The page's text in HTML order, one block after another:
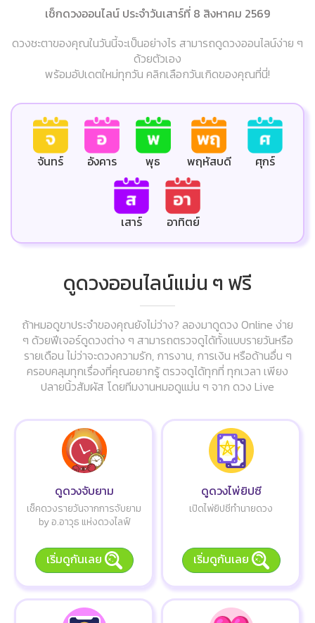
เช็กดวงออนไลน์ ประจำวันเสาร์ที่ 8 สิงหาคม 2569
ดวงชะตาของคุณในวันนี้จะเป็นอย่างไร สามารถดูดวงออนไลน์ง่าย ๆ
ด้วยตัวเอง
พร้อมอัปเดตใหม่ทุกวัน คลิกเลือกวันเกิดของคุณที่นี่!
จันทร์ อังคาร พุธ พฤหัสบดี ศุกร์
เสาร์ อาทิตย์
ดูดวงออนไลน์แม่น ๆ ฟรี
ถ้าหมอดูขาประจำของคุณยังไม่ว่าง? ลองมาดูดวง Online ง่าย
ๆ ด้วยฟีเจอร์ดูดวงต่าง ๆ สามารถตรวจดูได้ทั้งแบบรายวันหรือ
รายเดือน ไม่ว่าจะดวงความรัก, การงาน, การเงิน หรือด้านอื่น ๆ
ครอบคลุมทุกเรื่องที่คุณอยากรู้ ตรวจดูได้ทุกที่ ทุกเวลา เพียง
ปลายนิ้วสัมผัส โดยทีมงานหมอดูแม่น ๆ จาก ดวง Live
ดูดวงจับยาม
เช็คดวงรายวันจากการจับยาม
by อ.อาวุธ แห่งดวงไลฟ์
เริ่มดูกันเลย
ดูดวงไพ่ยิปซี
เปิดไพ่ยิปซีทำนายดวง
เริ่มดูกันเลย